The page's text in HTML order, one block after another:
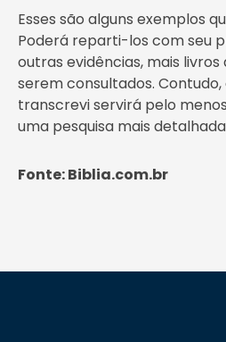
Esses são alguns exemplos
Poderá reparti-los com seu
outras evidências, mais
serem consultados. Contudo,
transcrevi servirá pelo
uma pesquisa mais
Fonte: Biblia.com.br